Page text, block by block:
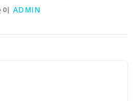
ADMIN